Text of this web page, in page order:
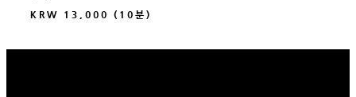
KRW 13,000 (10분)